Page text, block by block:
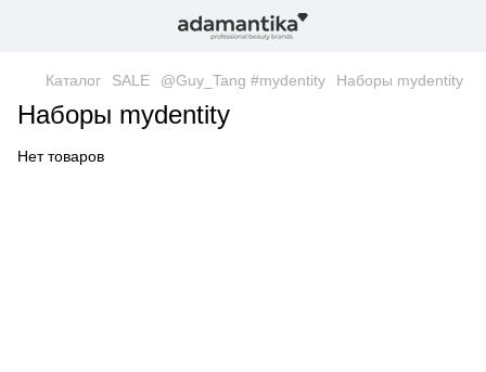
Каталог SALE @Guy_Tang #mydentity Наборы mydentity
Наборы mydentity
Нет товаров